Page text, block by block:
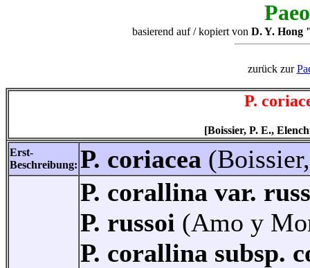
basierend auf / kopiert von D. Y. Hong
zurück zur
P.
[Boissier, P. E.,
Erst-
Beschreibung: P. coriacea
P. corallina var.
P. russoi (Amo y
P. corallina subsp.